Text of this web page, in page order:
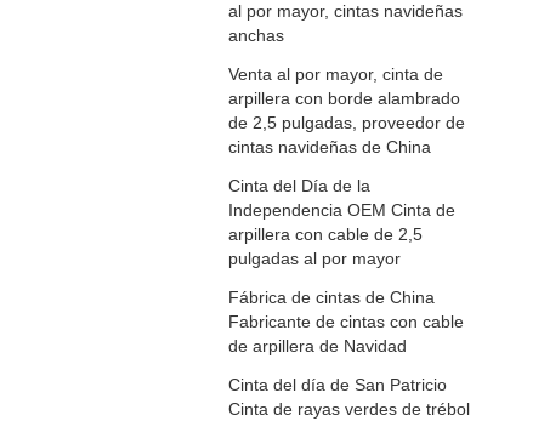
al por mayor, cintas navideñas
anchas
Venta al por mayor, cinta de
arpillera con borde alambrado
de 2,5 pulgadas, proveedor de
cintas navideñas de China
Cinta del Día de la
Independencia OEM Cinta de
arpillera con cable de 2,5
pulgadas al por mayor
Fábrica de cintas de China
Fabricante de cintas con cable
de arpillera de Navidad
Cinta del día de San Patricio
Cinta de rayas verdes de trébol